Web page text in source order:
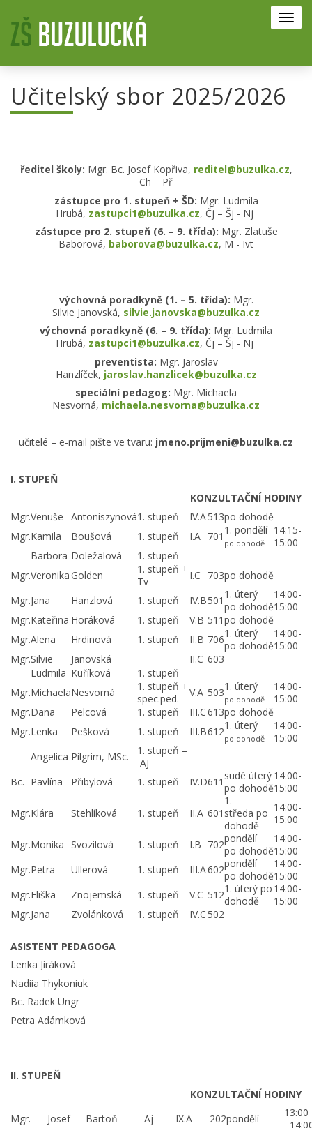
Učitelský sbor 2025/2026
ředitel školy: Mgr. Bc. Josef Kopřiva, reditel@buzulka.cz,
Ch – Př
zástupce pro 1. stupeň + ŠD: Mgr. Ludmila
Hrubá, zastupci1@buzulka.cz, Čj – Šj - Nj
zástupce pro 2. stupeň (6. – 9. třída): Mgr. Zlatuše
Baborová, baborova@buzulka.cz, M - Ivt
výchovná poradkyně (1. – 5. třída): Mgr.
Silvie Janovská, silvie.janovska@buzulka.cz
výchovná poradkyně (6. – 9. třída): Mgr. Ludmila
Hrubá, zastupci1@buzulka.cz, Čj – Šj - Nj
preventista: Mgr. Jaroslav
Hanzlíček, jaroslav.hanzlicek@buzulka.cz
speciální pedagog: Mgr. Michaela
Nesvorná, michaela.nesvorna@buzulka.cz
učitelé – e-mail pište ve tvaru: jmeno.prijmeni@buzulka.cz
I. STUPEŇ
KONZULTAČNÍ HODINY
Mgr.Venuše Antoniszynová1. stupeň IV.A513po dohodě
Mgr.Kamila Boušová 1. stupeň I.A 701 1. pondělí
po dohodě
14:15-
15:00
Barbora Doležalová
1. stupeň
Mgr.Veronika Golden
1. stupeň +
Tv
I.C 703po dohodě
Mgr.Jana Hanzlová 1. stupeň IV.B501 1. úterý
po dohodě
14:00-
15:00
Mgr.Kateřina Horáková 1. stupeň V.B 511po dohodě
Mgr.Alena Hrdinová 1. stupeň II.B 7061. úterý
po dohodě
14:00-
15:00
Mgr.Silvie Janovská II.C 603
Ludmila Kuříková
1. stupeň
Mgr.MichaelaNesvorná
1. stupeň +
spec.ped.
V.A 5031. úterý
po dohodě
14:00-
15:00
Mgr.Dana Pelcová 1. stupeň III.C613po dohodě
Mgr.Lenka Pešková 1. stupeň III.B6121. úterý
po dohodě
14:00-
15:00
Angelica Pilgrim, MSc.
1. stupeň –
AJ
Bc. Pavlína Přibylová 1. stupeň IV.D611 sudé úterý
po dohodě
14:00-
15:00
Mgr.Klára Stehlíková 1. stupeň II.A 601
1.
středa po
dohodě
14:00-
15:00
Mgr.Monika Svozilová 1. stupeň I.B 702pondělí
po dohodě
14:00-
15:00
Mgr.Petra Ullerová 1. stupeň III.A602pondělí
po dohodě
14:00-
15:00
Mgr.Eliška Znojemská 1. stupeň V.C 5121. úterý po
dohodě
14:00-
15:00
Mgr.Jana Zvolánková 1. stupeň IV.C 502
ASISTENT PEDAGOGA
Lenka Jiráková
Nadiia Thykoniuk
Bc. Radek Ungr
Petra Adámková
II. STUPEŇ
KONZULTAČNÍ HODINY
Mgr.
Josef Bartoň Aj IX.A 202pondělí
13:00